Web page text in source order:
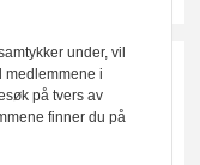
under, vil
medlemmene i
på tvers av
finner du på